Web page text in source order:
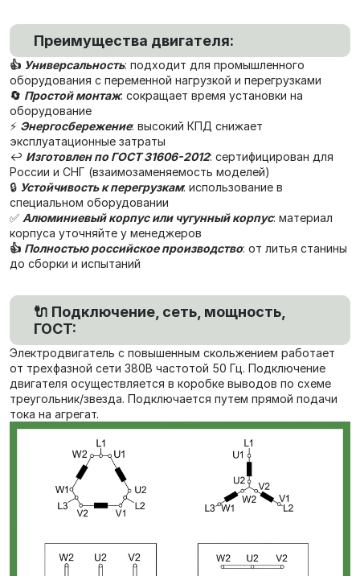
Преимущества двигателя:
👍 Универсальность: подходит для промышленного
оборудования с переменной нагрузкой и перегрузками
🔄 Простой монтаж: сокращает время установки на
оборудование
⚡ Энергосбережение: высокий КПД снижает
эксплуатационные затраты
↩️ Изготовлен по ГОСТ 31606-2012: сертифицирован для
России и СНГ (взаимозаменяемость моделей)
🔒 Устойчивость к перегрузкам: использование в
специальном оборудовании
✅ Алюминиевый корпус или чугунный корпус: материал
корпуса уточняйте у менеджеров
👍 Полностью российское производство: от литья станины
до сборки и испытаний
🔌 Подключение, сеть, мощность,
ГОСТ:
Электродвигатель с повышенным скольжением работает
от трехфазной сети 380В частотой 50 Гц. Подключение
двигателя осуществляется в коробке выводов по схеме
треугольник/звезда. Подключается путем прямой подачи
тока на агрегат.